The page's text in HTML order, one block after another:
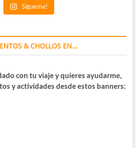
Sígueme!
& CHOLLOS EN…
con tu viaje y quieres ayudarme,
y actividades desde estos banners: